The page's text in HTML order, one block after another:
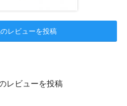
レビューを投稿
レビューを投稿